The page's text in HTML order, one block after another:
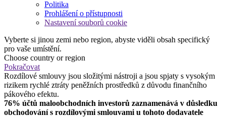
Politika
Prohlášení o přístupnosti
Nastavení souborů cookie
Vyberte si jinou zemi nebo region, abyste viděli obsah specifický
pro vaše umístění.
Choose country or region
Pokračovat
Rozdílové smlouvy jsou složitými nástroji a jsou spjaty s vysokým
rizikem rychlé ztráty peněžních prostředků z důvodu finančního
pákového efektu.
76% účtů maloobchodních investorů zaznamenává v důsledku
obchodování s rozdílovými smlouvami u tohoto dodavatele